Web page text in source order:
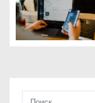
и
с